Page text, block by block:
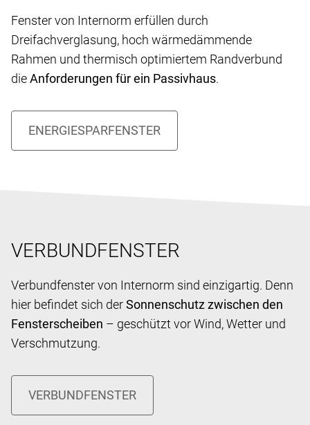
Fenster von Internorm erfüllen durch
Dreifachverglasung, hoch wärmedämmende
Rahmen und thermisch optimiertem Randverbund
dieAnforderungen für ein Passivhaus.
VERBUNDFENSTER
Verbundfenster von Internorm sind einzigartig. Denn
hier befindet sich derSonnenschutz zwischen den
Fensterscheiben – geschützt vor Wind, Wetter und
Verschmutzung.